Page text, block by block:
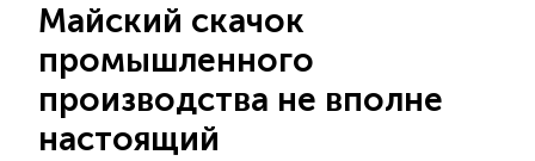
Майский скачок
промышленного
производства не вполне
настоящий